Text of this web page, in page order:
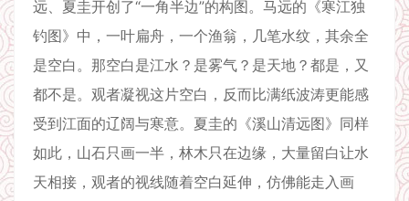
远、夏圭开创了“一角半边”的构图。马远的《寒江独
钓图》中，一叶扁舟，一个渔翁，几笔水纹，其余全
是空白。那空白是江水？是雾气？是天地？都是，又
都不是。观者凝视这片空白，反而比满纸波涛更能感
受到江面的辽阔与寒意。夏圭的《溪山清远图》同样
如此，山石只画一半，林木只在边缘，大量留白让水
天相接，观者的视线随着空白延伸，仿佛能走入画